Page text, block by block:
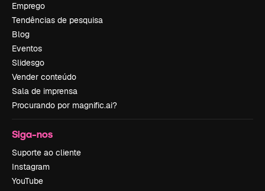
Emprego
Tendências de pesquisa
Blog
Eventos
Slidesgo
Vender conteúdo
Sala de imprensa
Procurando por magnific.ai?
Siga-nos
Suporte ao cliente
Instagram
YouTube